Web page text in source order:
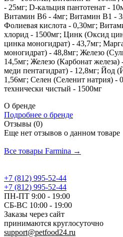
- 25мг; D-кальция пантотенат -
Витамин В6 - 4мг; Витамин В1 -
Фолиевая кислота - 0,30мг;
хлорид - 1500мг; Цинк (Оксид
цинка моногидрат) - 43,7мг;
моногидрат) - 48,8мг; Железо
14,5мг; Железо (Карбонат
меди пентагидрат) - 12,8мг; Йод
1,56мг; Селен (Селенит натрия) -
технически чистый - 1500мг
О бренде
Подробнее о бренде
Отзывы (0)
Еще нет отзывов о данном товаре
Все товары Farmina →
+7 (812) 995-52-44
+7 (812) 995-52-44
ПН-ПТ 9:00 - 19:00
СБ-ВС 10:00 - 19:00
Заказы через сайт
принимаются круглосуточно
support@petfood24.ru